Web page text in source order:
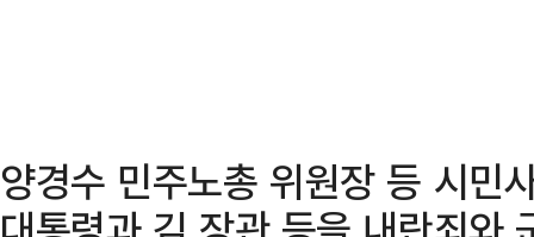
양경수 민주노총 위원장 등 시민